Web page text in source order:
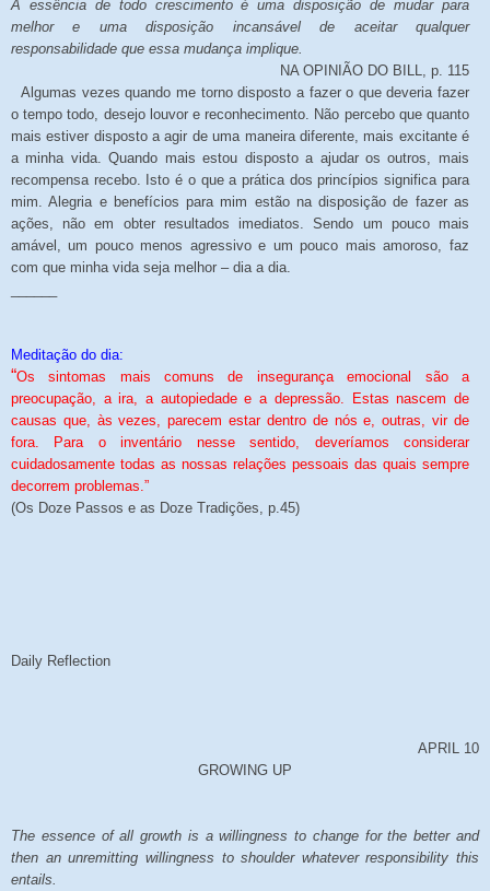
A essência de todo crescimento é uma disposição de mudar para
melhor e uma disposição incansável de aceitar qualquer
responsabilidade que essa mudança implique.
NA OPINIÃO DO BILL, p. 115
Algumas vezes quando me torno disposto a fazer o que deveria fazer
o tempo todo, desejo louvor e reconhecimento. Não percebo que quanto
mais estiver disposto a agir de uma maneira diferente, mais excitante é
a minha vida. Quando mais estou disposto a ajudar os outros, mais
recompensa recebo. Isto é o que a prática dos princípios significa para
mim. Alegria e benefícios para mim estão na disposição de fazer as
ações, não em obter resultados imediatos. Sendo um pouco mais
amável, um pouco menos agressivo e um pouco mais amoroso, faz
com que minha vida seja melhor – dia a dia.
Meditação do dia:
“Os sintomas mais comuns de insegurança emocional são a
preocupação, a ira, a autopiedade e a depressão. Estas nascem de
causas que, às vezes, parecem estar dentro de nós e, outras, vir de
fora. Para o inventário nesse sentido, deveríamos considerar
cuidadosamente todas as nossas relações pessoais das quais sempre
decorrem problemas.”
(Os Doze Passos e as Doze Tradições, p.45)
Daily Reflection
APRIL 10
GROWING UP
The essence of all growth is a willingness to change for the better and
then an unremitting willingness to shoulder whatever responsibility this
entails.